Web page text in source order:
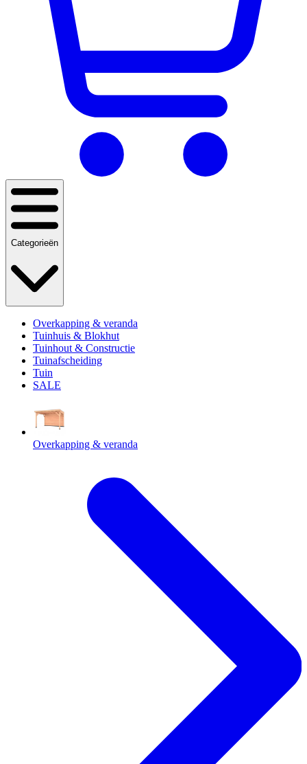
Categorieën
Overkapping & veranda
Tuinhuis & Blokhut
Tuinhout & Constructie
Tuinafscheiding
Tuin
SALE
Overkapping & veranda